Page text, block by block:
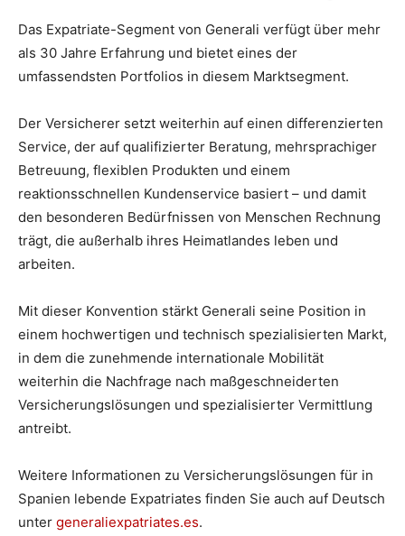
Das Expatriate-Segment von Generali verfügt über mehr
als 30 Jahre Erfahrung und bietet eines der
umfassendsten Portfolios in diesem Marktsegment.
Der Versicherer setzt weiterhin auf einen differenzierten
Service, der auf qualifizierter Beratung, mehrsprachiger
Betreuung, flexiblen Produkten und einem
reaktionsschnellen Kundenservice basiert – und damit
den besonderen Bedürfnissen von Menschen Rechnung
trägt, die außerhalb ihres Heimatlandes leben und
arbeiten.
Mit dieser Konvention stärkt Generali seine Position in
einem hochwertigen und technisch spezialisierten Markt,
in dem die zunehmende internationale Mobilität
weiterhin die Nachfrage nach maßgeschneiderten
Versicherungslösungen und spezialisierter Vermittlung
antreibt.
Weitere Informationen zu Versicherungslösungen für in
Spanien lebende Expatriates finden Sie auch auf Deutsch
unter generaliexpatriates.es.